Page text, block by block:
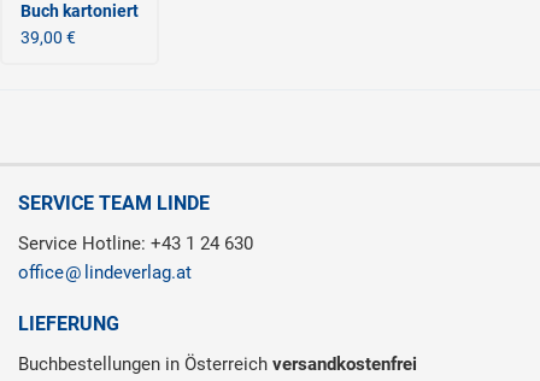
Buch kartoniert
39,00 €
SERVICE TEAM LINDE
Service Hotline: +43 1 24 630
office
lindeverlag.at
LIEFERUNG
Buchbestellungen in Österreich versandkostenfrei